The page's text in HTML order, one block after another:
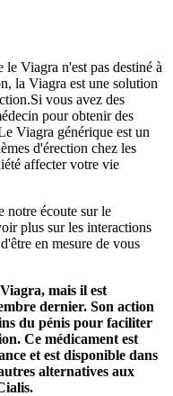
Viagra n'est pas destiné à
la Viagra est une solution
vous avez des
pour obtenir des
Viagra générique est un
d'érection chez les
affecter votre vie
notre écoute sur le
plus sur les interactions
en mesure de vous
mais il est
dernier. Son action
du pénis pour faciliter
Ce médicament est
et est disponible dans
alternatives aux